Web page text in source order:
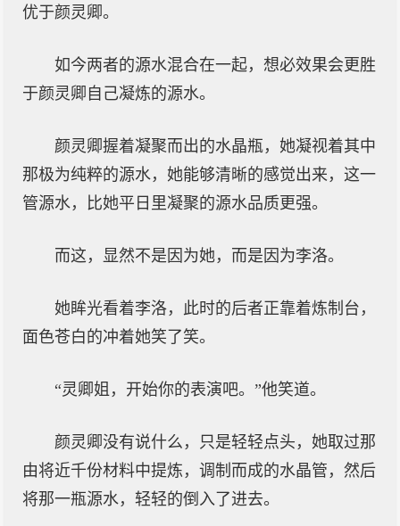
优于颜灵卿。
如今两者的源水混合在一起，想必效果会更胜
于颜灵卿自己凝炼的源水。
颜灵卿握着凝聚而出的水晶瓶，她凝视着其中
那极为纯粹的源水，她能够清晰的感觉出来，这一
管源水，比她平日里凝聚的源水品质更强。
而这，显然不是因为她，而是因为李洛。
她眸光看着李洛，此时的后者正靠着炼制台，
面色苍白的冲着她笑了笑。
“灵卿姐，开始你的表演吧。”他笑道。
颜灵卿没有说什么，只是轻轻点头，她取过那
由将近千份材料中提炼，调制而成的水晶管，然后
将那一瓶源水，轻轻的倒入了进去。